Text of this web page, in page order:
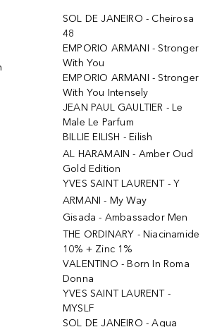
SOL DE JANEIRO - Cheirosa
48
EMPORIO ARMANI - Stronger
With You
EMPORIO ARMANI - Stronger
With You Intensely
JEAN PAUL GAULTIER - Le
Male Le Parfum
BILLIE EILISH - Eilish
AL HARAMAIN - Amber Oud
Gold Edition
YVES SAINT LAURENT - Y
ARMANI - My Way
Gisada - Ambassador Men
THE ORDINARY - Niacinamide
10% + Zinc 1%
VALENTINO - Born In Roma
Donna
YVES SAINT LAURENT -
MYSLF
SOL DE JANEIRO - Agua